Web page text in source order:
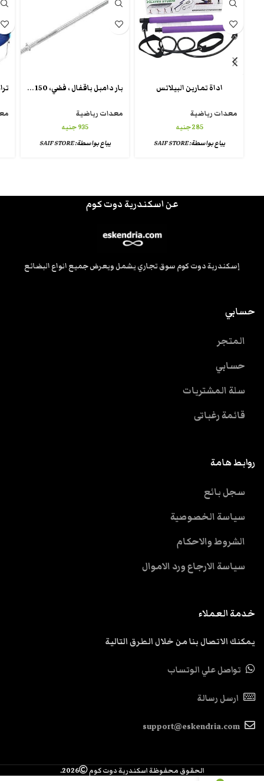
اداة تمارين البيلاتس
معدات رياضية
285جنيه
يباع بواسطة:SAIF STORE
بار دامبل باقفال ، فضي، 150 سم، حديد
معدات رياضية
935جنيه
يباع بواسطة:SAIF STORE
عن اسكندرية دوت كوم
إسكندرية دوت كوم سوق تجاري يشمل ويعرض جميع انواع البضائع
حسابي
المتجر
حسابي
سلة المشتريات
قائمة رغباتى
روابط هامة
سجل بائع
سياسة الخصوصية
الشروط والاحكام
سياسة الارجاع ورد الاموال
خدمة العملاء
يمكنك الاتصال بنا من خلال الطرق التالية
تواصل علي الوتساب
ارسل رسالة
support@eskendria.com
الحقوق محفوظة اسكندرية دوت كوم 2026.